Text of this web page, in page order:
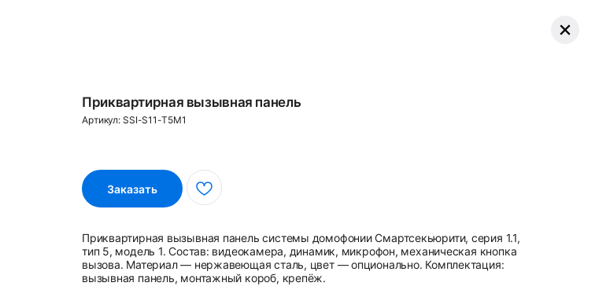
Приквартирная вызывная панель
Артикул: SSI-S11-T5M1
Заказать
Приквартирная вызывная па нель системы домофонии Смартсекьюрити, серия 1.1,
тип 5, модель 1. Состав: видеокамера, динамик, микрофон, механическая кнопка
вызова. Материал — нержавеющая сталь, цвет — опционально. Комплектация:
вызывная панель, монтажный короб, крепёж.